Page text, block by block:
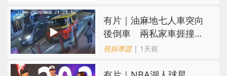
有片｜油麻地七人車突向
後倒車 兩私家車捱撞
司機不顧而去
視頻專題| 1天前